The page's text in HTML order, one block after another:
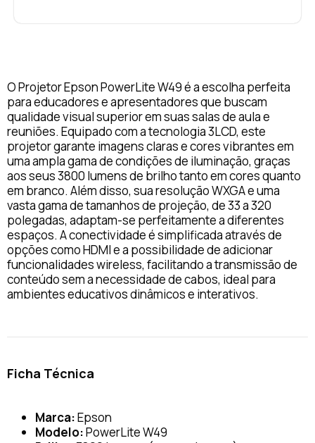
O Projetor Epson PowerLite W49 é a escolha perfeita
para educadores e apresentadores que buscam
qualidade visual superior em suas salas de aula e
reuniões. Equipado com a tecnologia 3LCD, este
projetor garante imagens claras e cores vibrantes em
uma ampla gama de condições de iluminação, graças
aos seus 3800 lumens de brilho tanto em cores quanto
em branco. Além disso, sua resolução WXGA e uma
vasta gama de tamanhos de projeção, de 33 a 320
polegadas, adaptam-se perfeitamente a diferentes
espaços. A conectividade é simplificada através de
opções como HDMI e a possibilidade de adicionar
funcionalidades wireless, facilitando a transmissão de
conteúdo sem a necessidade de cabos, ideal para
ambientes educativos dinâmicos e interativos.
Ficha Técnica
Marca:Epson
Modelo:PowerLite W49